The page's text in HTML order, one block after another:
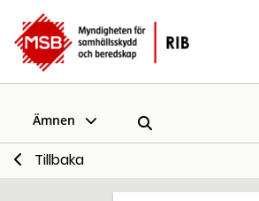
Ämnen
Tillbaka